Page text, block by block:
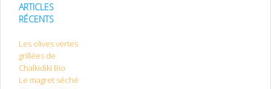
ARTICLES
RÉCENTS
Les olives vertes
grillées de
Chalkidiki Bio
Le magret séché